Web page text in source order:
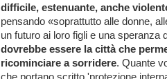
difficile, estenuante, anche
pensando «soprattutto alle donne,
un futuro ai loro figli e una speranza
dovrebbe essere la città che
ricominciare a sorridere. Quante